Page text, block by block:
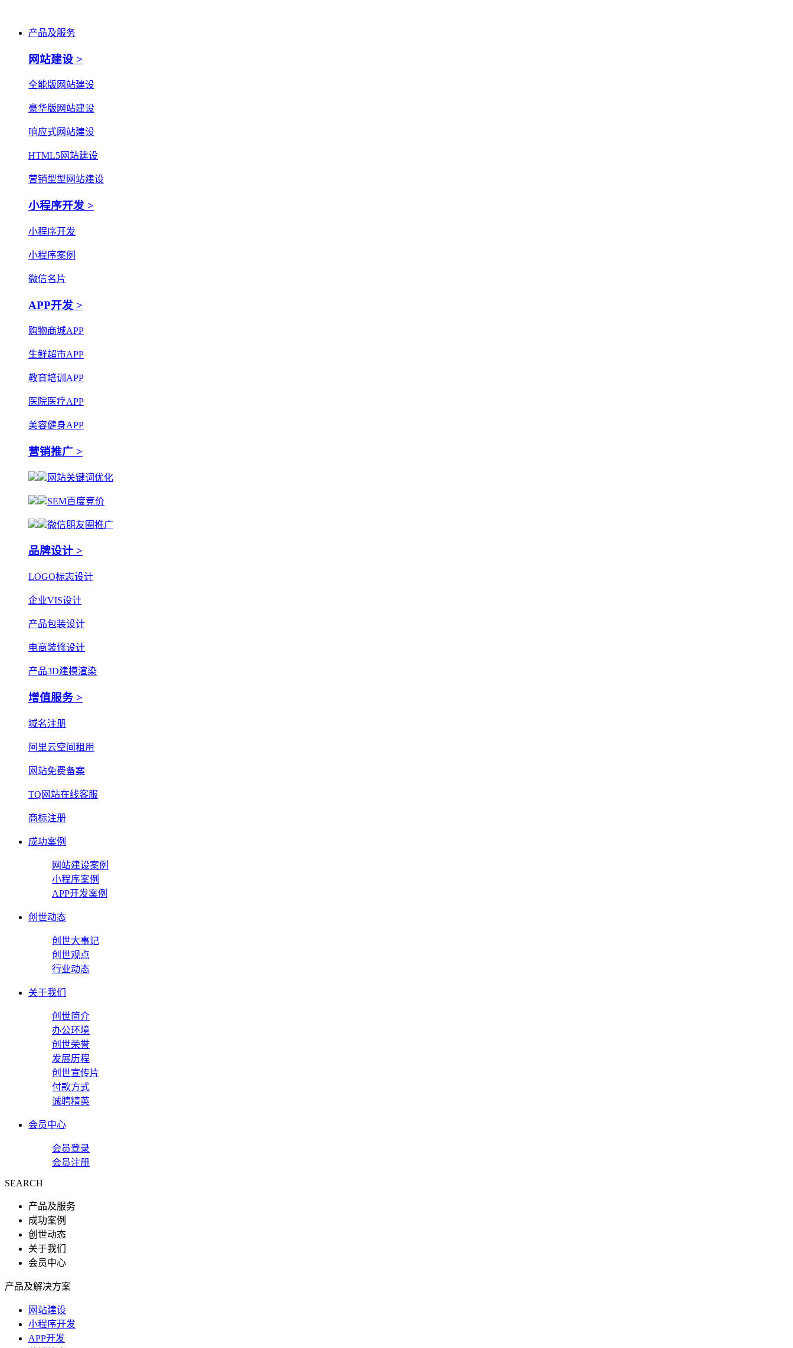
产品及服务
网站建设 >
全能版网站建设
豪华版网站建设
响应式网站建设
HTML5网站建设
营销型型网站建设
小程序开发 >
小程序开发
小程序案例
微信名片
APP开发 >
购物商城APP
生鲜超市APP
教育培训APP
医院医疗APP
美容健身APP
营销推广 >
网站关键词优化
SEM百度竞价
微信朋友圈推广
品牌设计 >
LOGO标志设计
企业VIS设计
产品包装设计
电商装修设计
产品3D建模渲染
增值服务 >
域名注册
阿里云空间租用
网站免费备案
TQ网站在线客服
商标注册
成功案例
网站建设案例
小程序案例
APP开发案例
创世动态
创世大事记
创世观点
行业动态
关于我们
创世简介
办公环境
创世荣誉
发展历程
创世宣传片
付款方式
诚聘精英
会员中心
会员登录
会员注册
SEARCH
产品及服务
成功案例
创世动态
关于我们
会员中心
产品及解决方案
网站建设
小程序开发
APP开发